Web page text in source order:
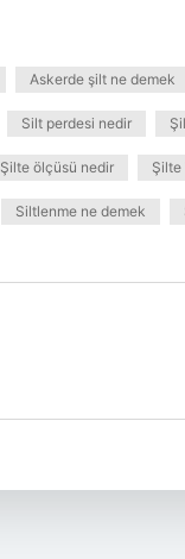
Askerde şilt ne demek
Silt perdesi nedir
Şilte ölçüsü nedir Şilte
Siltlenme ne demek